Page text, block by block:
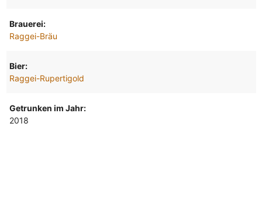
Brauerei:
Raggei-Bräu
Bier:
Raggei-Rupertigold
Getrunken im Jahr:
2018